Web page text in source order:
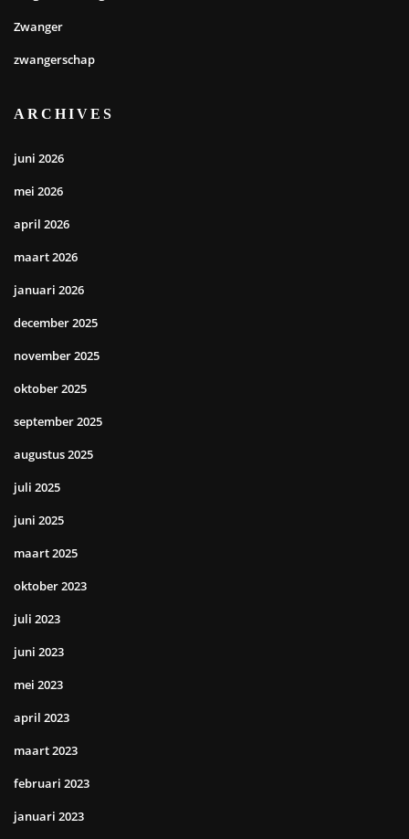
Zwanger
zwangerschap
ARCHIVES
juni 2026
mei 2026
april 2026
maart 2026
januari 2026
december 2025
november 2025
oktober 2025
september 2025
augustus 2025
juli 2025
juni 2025
maart 2025
oktober 2023
juli 2023
juni 2023
mei 2023
april 2023
maart 2023
februari 2023
januari 2023